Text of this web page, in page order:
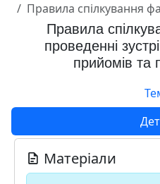
Правила спілкування фахівця при проведенні зустрічей, переговорів,
Правила
проведенні
прийомів та
Матеріали